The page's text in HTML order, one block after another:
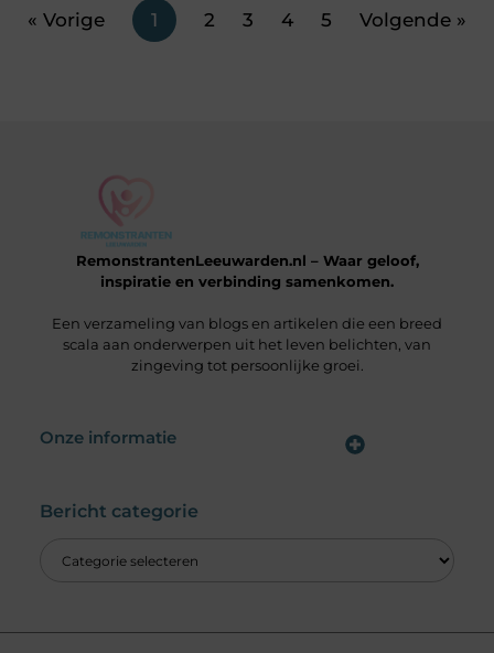
« Vorige 1 2 3 4 5 Volgende »
RemonstrantenLeeuwarden.nl – Waar geloof,
inspiratie en verbinding samenkomen.
Een verzameling van blogs en artikelen die een breed
scala aan onderwerpen uit het leven belichten, van
zingeving tot persoonlijke groei.
Onze informatie
Bericht categorie